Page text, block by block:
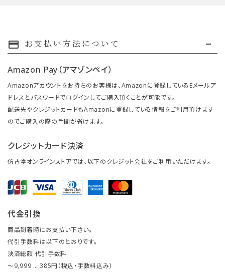
payment お支払い方法について
Amazon Pay（アマゾンペイ）
Amazonアカウントをお持ちのお客様は、Amazonに登録しているEメールア
ドレスとパスワードでログインしてご購入頂くことが可能です。
配送先やクレジットカードもAmazonに登録している情報をご利用頂けます
のでご購入の際の手間が省けます。
クレジットカード決済
仿古堂オンラインストアでは、以下のクレジット会社をご利用いただけます。
代金引換
商品到着時にお支払い下さい。
代引手数料は以下のとおりです。
決済総額 代引手数料
～9,999 … 385円（税込・手数料込み）